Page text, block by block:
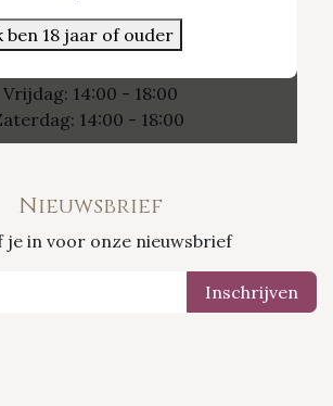
ben 18 jaar of ouder
Openingsuren
Vrijdag: 14:00 - 18:00
14:00 - 18:00
Nieuwsbrief
je in voor onze nieuwsbrief
Inschrijven